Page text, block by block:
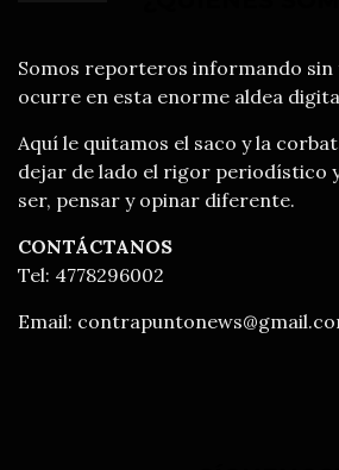
Somos reporteros informando
ocurre en esta enorme aldea
Aquí le quitamos el saco y la
dejar de lado el rigor periodístico
ser, pensar y opinar diferente.
CONTÁCTANOS
Tel: 4778296002
Email: